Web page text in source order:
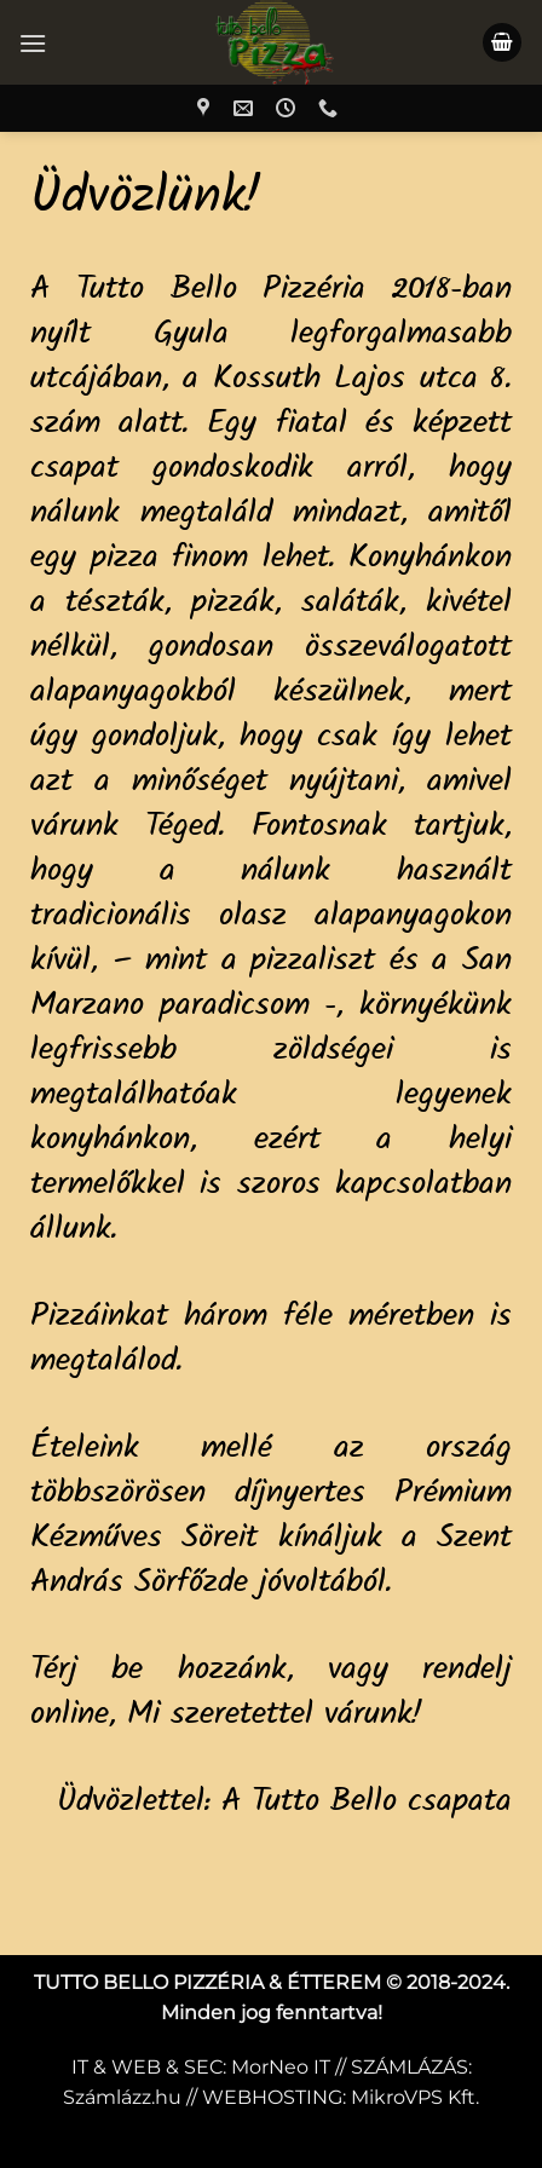
Üdvözlünk!
A Tutto Bello Pizzéria 2018-ban
nyílt Gyula legforgalmasabb
utcájában, a Kossuth Lajos utca 8.
szám alatt. Egy fiatal és képzett
csapat gondoskodik arról, hogy
nálunk megtaláld mindazt, amitől
egy pizza finom lehet. Konyhánkon
a tészták, pizzák, saláták, kivétel
nélkül, gondosan összeválogatott
alapanyagokból készülnek, mert
úgy gondoljuk, hogy csak így lehet
azt a minőséget nyújtani, amivel
várunk Téged. Fontosnak tartjuk,
hogy a nálunk használt
tradicionális olasz alapanyagokon
kívül, – mint a pizzaliszt és a San
Marzano paradicsom -, környékünk
legfrissebb zöldségei is
megtalálhatóak legyenek
konyhánkon, ezért a helyi
termelőkkel is szoros kapcsolatban
állunk.
Pizzáinkat három féle méretben is
megtalálod.
Ételeink mellé az ország
többszörösen díjnyertes Prémium
Kézműves Söreit kínáljuk a Szent
András Sörfőzde jóvoltából.
Térj be hozzánk, vagy rendelj
online, Mi szeretettel várunk!
Üdvözlettel: A Tutto Bello csapata
TUTTO BELLO PIZZÉRIA & ÉTTEREM © 2018-2024.
Minden jog fenntartva!
IT & WEB & SEC: MorNeo IT// SZÁMLÁZÁS:
Számlázz.hu // WEBHOSTING: MikroVPS Kft.